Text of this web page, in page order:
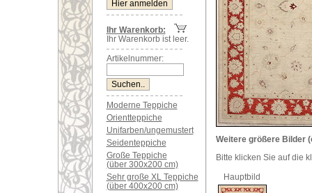
Ihr Warenkorb:
Ihr Warenkorb ist leer.
Artikelnummer:
Moderne Teppiche
Orientteppiche
Unifarben/ungemustert
Seidenteppiche
Große Teppiche
(über 300x200 cm)
Sehr große XL Teppiche
(über 400x200 cm)
Weitere größere Bilder
Bitte klicken Sie auf die
Hauptbild